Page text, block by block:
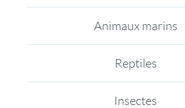
Animaux marins
Reptiles
Insectes